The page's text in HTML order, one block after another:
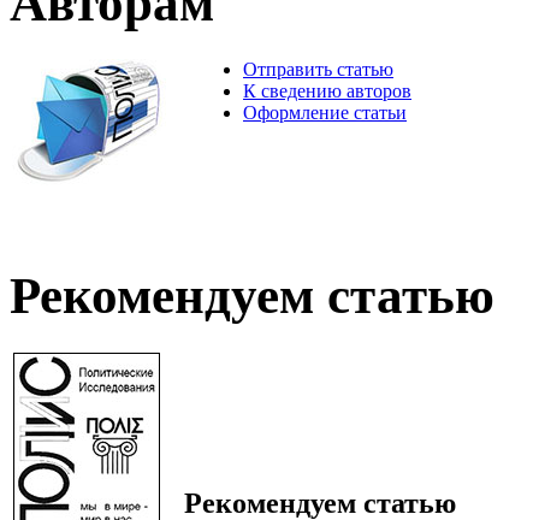
Отправить статью
К сведению авторов
Оформление статьи
Рекомендуем статью
Рекомендуем статью